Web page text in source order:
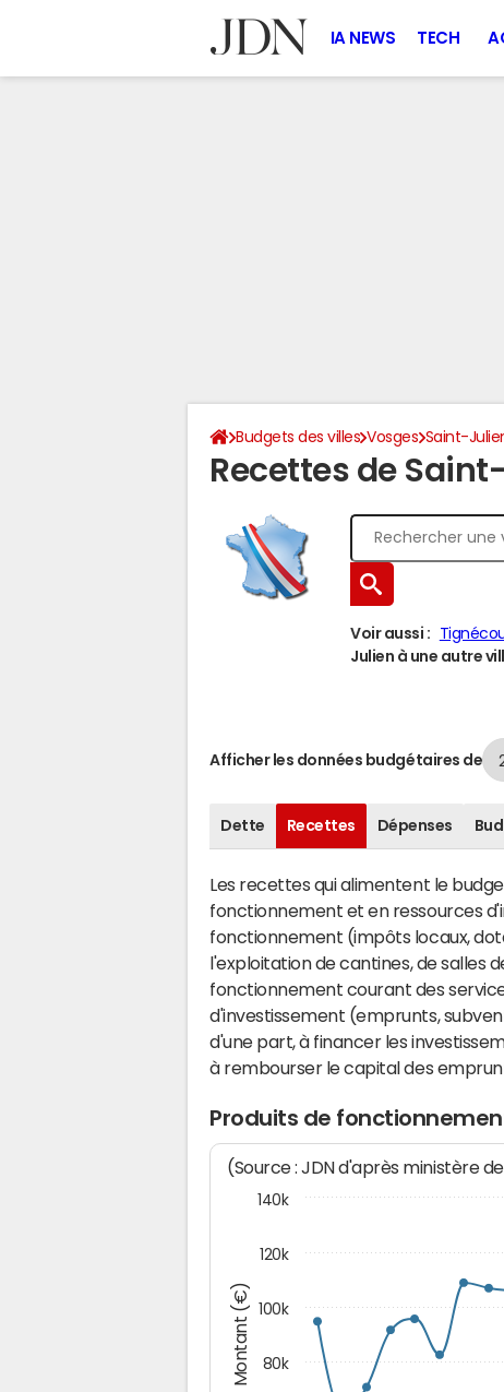
IA NEWS TECH
Budgets des villes Vosges Saint-
Recettes de
Voir aussi :
Julien à une autre
Afficher les données budgétaires de
Dette Recettes Dépenses
Les recettes qui alimentent le
fonctionnement et en ressources
fonctionnement (impôts locaux,
l'exploitation de cantines, de salles
fonctionnement courant des
d'investissement (emprunts,
d'une part, à financer les
à rembourser le capital des
Produits de
Montant (€)
(Source : JDN d'après ministère
80k
100k
120k
140k